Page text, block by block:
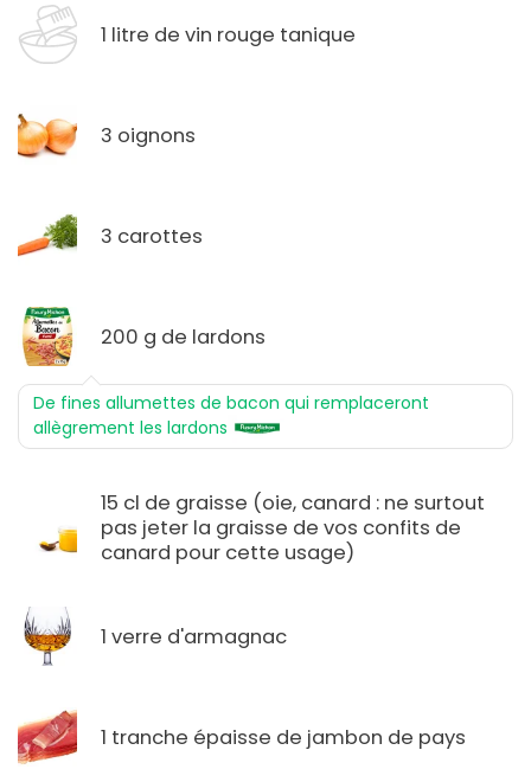
1 litre de vin rouge tanique
3 oignons
3 carottes
200 g de lardons
De fines allumettes de bacon qui remplaceront
allègrement les lardons
15 cl de graisse (oie, canard : ne surtout
pas jeter la graisse de vos confits de
canard pour cette usage)
1 verre d'armagnac
1 tranche épaisse de jambon de pays